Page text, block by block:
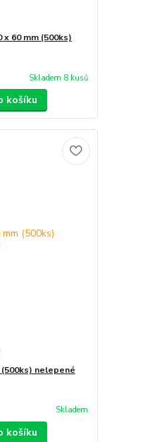
60 mm (500ks)
Skladem 8 kusů
košíku
nelepené
Skladem
košíku